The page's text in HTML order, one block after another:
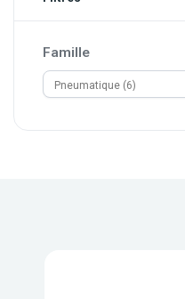
Famille